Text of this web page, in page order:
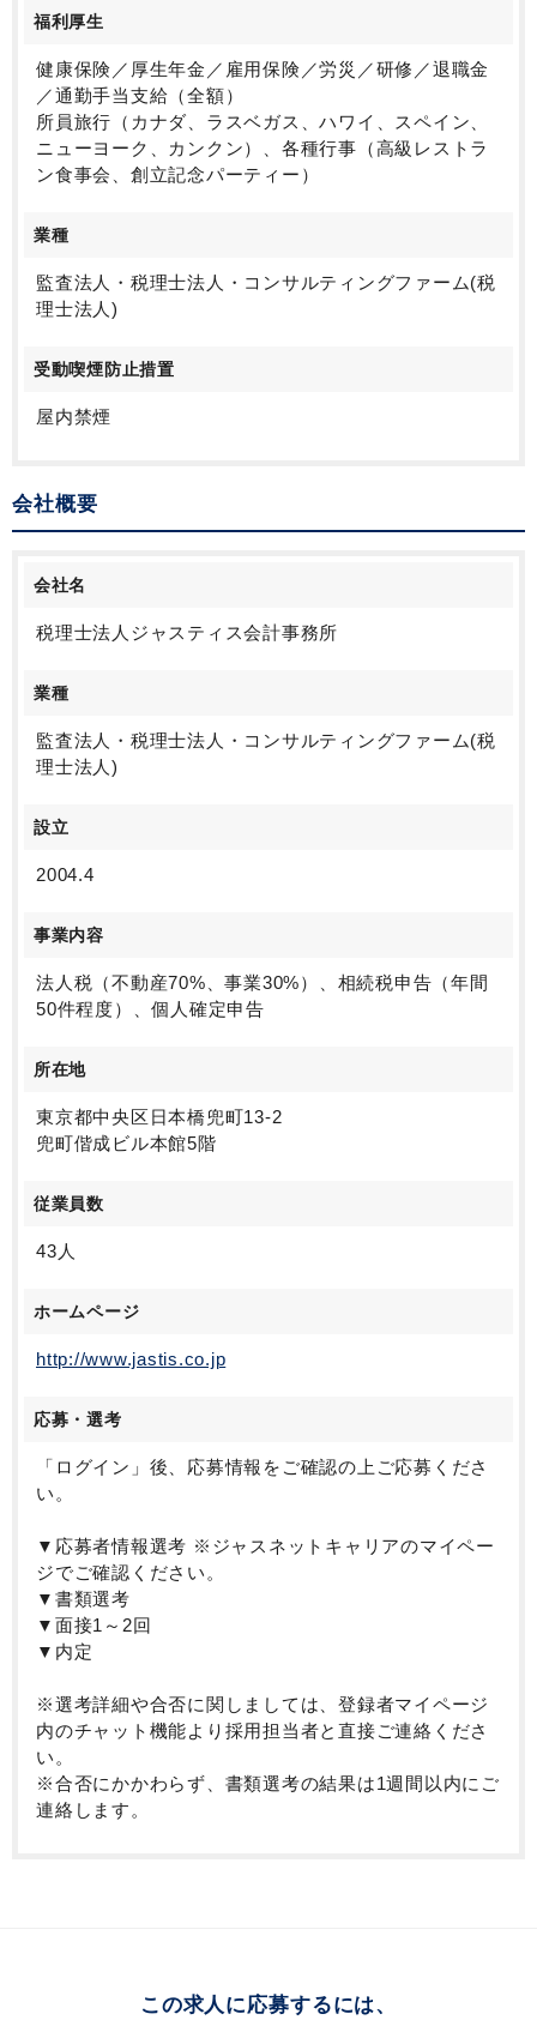
福利厚生
健康保険／厚生年金／雇用保険／労災／研修／退職金
／通勤手当支給（全額）
所員旅行（カナダ、ラスベガス、ハワイ、スペイン、
ニューヨーク、カンクン）、各種行事（高級レストラ
ン食事会、創立記念パーティー）
業種
監査法人・税理士法人・コンサルティングファーム(税
理士法人)
受動喫煙防止措置
屋内禁煙
会社概要
会社名
税理士法人ジャスティス会計事務所
業種
監査法人・税理士法人・コンサルティングファーム(税
理士法人)
設立
2004.4
事業内容
法人税（不動産70%、事業30%）、相続税申告（年間
50件程度）、個人確定申告
所在地
東京都中央区日本橋兜町13-2
兜町偕成ビル本館5階
従業員数
43人
ホームページ
http://www.jastis.co.jp
応募・選考
「ログイン」後、応募情報をご確認の上ご応募くださ
い。
▼応募者情報選考 ※ジャスネットキャリアのマイペー
ジでご確認ください。
▼書類選考
▼面接1～2回
▼内定
※選考詳細や合否に関しましては、登録者マイページ
内のチャット機能より採用担当者と直接ご連絡くださ
い。
※合否にかかわらず、書類選考の結果は1週間以内にご
連絡します。
この求人に応募するには、